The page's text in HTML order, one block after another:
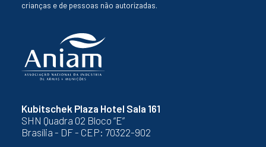
Kubitschek Plaza Hotel Sala 161
SHN Quadra 02 Bloco “E”
Brasília - DF - CEP: 70322-902
crianças e de pessoas não autorizadas.